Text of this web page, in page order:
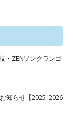
・ZENソンクランゴ
知らせ【2025–2026